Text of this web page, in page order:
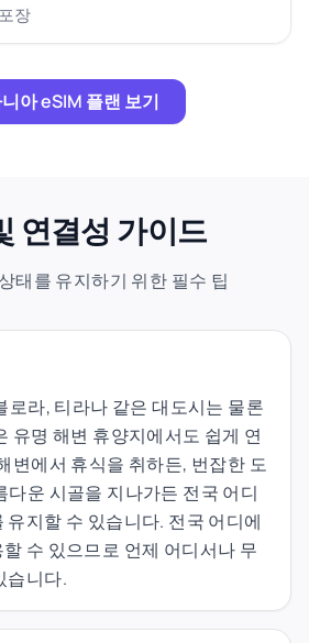
장
아 eSIM 플랜 보기
연결성 가이드
태를 유지하기 위한 필수 팁
로라, 티라나 같은 대도시는 물론
유명 해변 휴양지에서도 쉽게 연
변에서 휴식을 취하든, 번잡한 도
다운 시골을 지나가든 전국 어디
유지할 수 있습니다. 전국 어디에
수 있으므로 언제 어디서나 무
습니다.